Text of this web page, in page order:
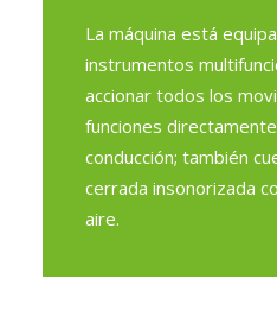
La máquina está
instrumentos
accionar todos los
funciones
conducción; también
cerrada insonorizada
aire.